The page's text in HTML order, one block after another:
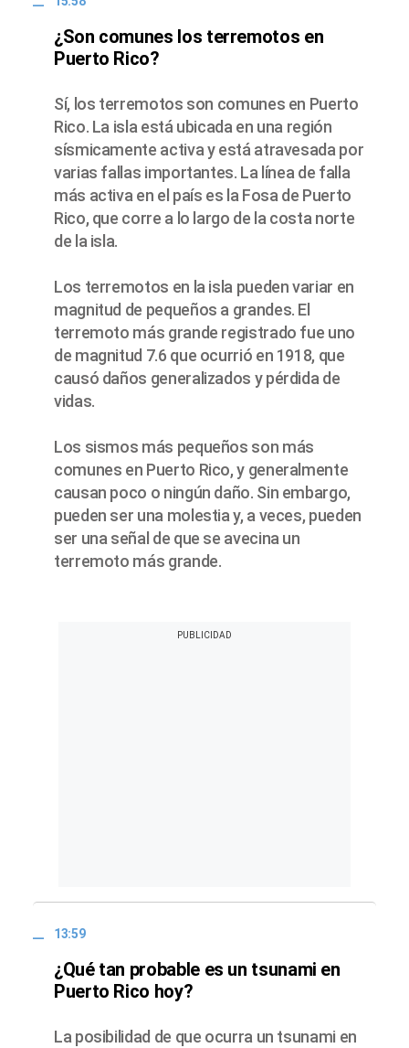
¿Son comunes los terremotos en
Puerto Rico?
Sí, los terremotos son comunes en Puerto
Rico. La isla está ubicada en una región
sísmicamente activa y está atravesada por
varias fallas importantes. La línea de falla
más activa en el país es la Fosa de Puerto
Rico, que corre a lo largo de la costa norte
de la isla.
Los terremotos en la isla pueden variar en
magnitud de pequeños a grandes. El
terremoto más grande registrado fue uno
de magnitud 7.6 que ocurrió en 1918, que
causó daños generalizados y pérdida de
vidas.
Los sismos más pequeños son más
comunes en Puerto Rico, y generalmente
causan poco o ningún daño. Sin embargo,
pueden ser una molestia y, a veces, pueden
ser una señal de que se avecina un
terremoto más grande.
13:59
¿Qué tan probable es un tsunami en
Puerto Rico hoy?
La posibilidad de que ocurra un tsunami en